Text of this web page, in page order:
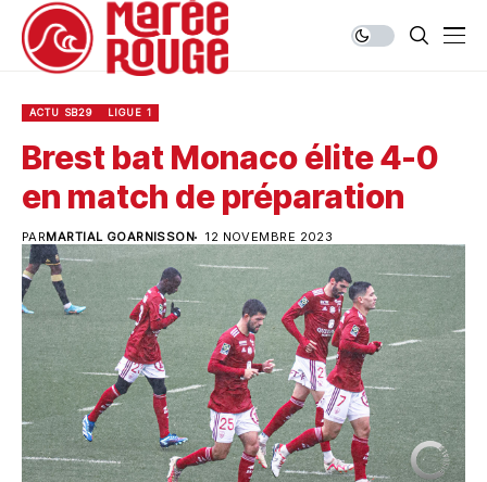
ACTU SB29 LIGUE 1
Brest bat Monaco élite 4-0
en match de préparation
PARMARTIAL GOARNISSON 12 NOVEMBRE 2023